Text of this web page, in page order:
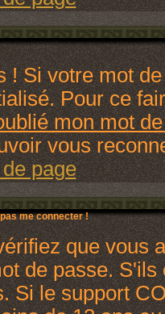
! Si votre mot
Pour ce
mon mot
vous
page
me connecter !
que vous
de passe.
Si le support